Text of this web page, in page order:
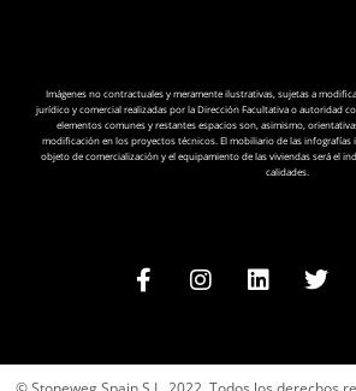
Imágenes no contractuales y meramente ilustrativas, sujetas a
jurídico y comercial realizadas por la Dirección Facultativa o autoridad
elementos comunes y restantes espacios son, asimismo,
modificación en los proyectos técnicos. El mobiliario de las
objeto de comercialización y el equipamiento de las viviendas será el
calidades.